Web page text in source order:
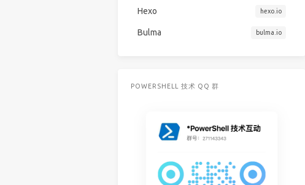
Hexo hexo.io
Bulma bulma.io
POWERSHELL 技术 QQ 群